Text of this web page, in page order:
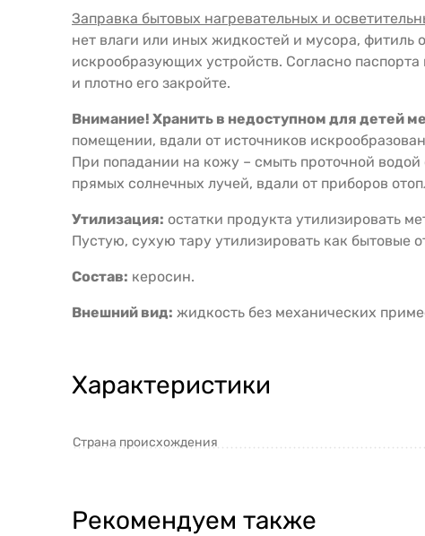
Заправка бытовых нагревательных и
нет влаги или иных жидкостей и мусора, фитиль
искрообразующих устройств. Согласно
и плотно его закройте.
Внимание! Хранить в недоступном для детей
помещении, вдали от источников
При попадании на кожу – смыть проточной
прямых солнечных лучей, вдали от приборов
Утилизация: остатки продукта утилизировать
Пустую, сухую тару утилизировать как бытовые
Состав: керосин.
Внешний вид: жидкость без механических
Характеристики
Страна происхождения
Рекомендуем также